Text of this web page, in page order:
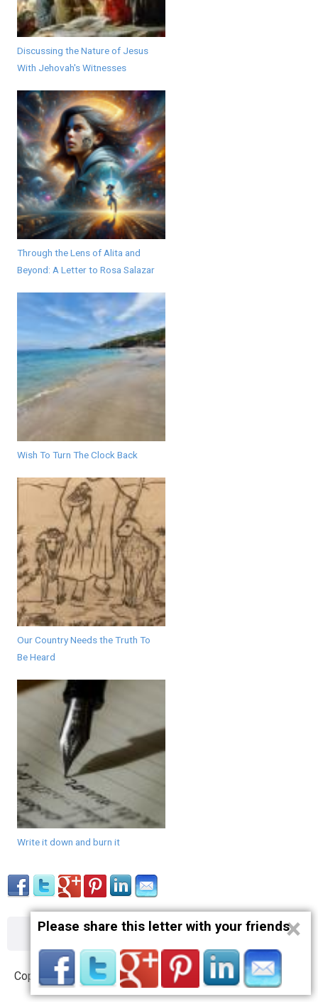
Discussing the Nature of Jesus
With Jehovah's Witnesses
Through the Lens of Alita and
Beyond: A Letter to Rosa Salazar
Wish To Turn The Clock Back
Our Country Needs the Truth To
Be Heard
Write it down and burn it
About Contact Terms Privacy
Copyright © 2012 – 2019 opnlttr.com. All Rights Reserved.
Please share this letter with your friends×